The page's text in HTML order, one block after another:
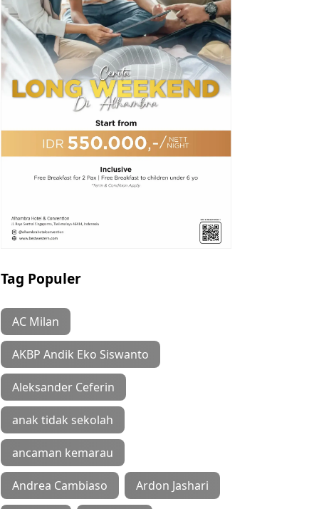
Tag Populer
AC Milan
AKBP Andik Eko Siswanto
Aleksander Ceferin
anak tidak sekolah
ancaman kemarau
Andrea Cambiaso Ardon Jashari